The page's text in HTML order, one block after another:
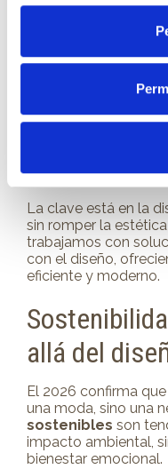
La tecnología se
tecnología
confort sin invadir el
Veremos mesas con
para conectar
dispositivos, y
que
según la hora del día.
La clave está en la
sin romper la
trabajamos con
con el diseño,
eficiente y moderno.
allá del
El 2026 confirma
una moda, sino una
sostenibles son
impacto ambiental,
bienestar emocional.